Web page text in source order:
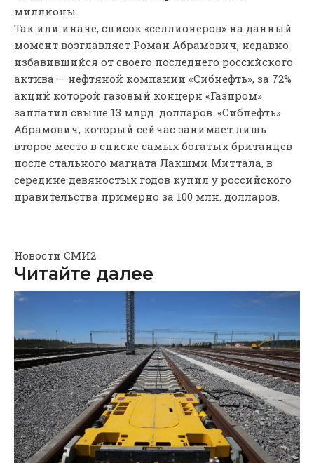
миллионы.
Так или иначе, список «селлионеров» на данный
момент возглавляет Роман Абрамович, недавно
избавившийся от своего последнего российского
актива — нефтяной компании «Сибнефть», за 72%
акций которой газовый концерн «Газпром»
заплатил свыше 13 млрд. долларов. «Сибнефть»
Абрамович, который сейчас занимает лишь
второе место в списке самых богатых британцев
после стального магната Лакшми Миттала, в
середине девяностых годов купил у российского
правительства примерно за 100 млн. долларов.
Новости СМИ2
Читайте далее